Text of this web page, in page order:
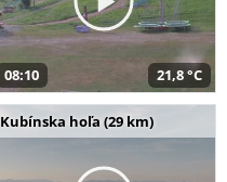
08:10 21,8 °C
Kubínska hoľa (29 km)